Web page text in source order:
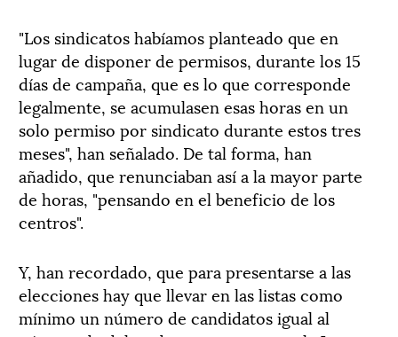
"Los sindicatos habíamos planteado que en
lugar de disponer de permisos, durante los 15
días de campaña, que es lo que corresponde
legalmente, se acumulasen esas horas en un
solo permiso por sindicato durante estos tres
meses", han señalado. De tal forma, han
añadido, que renunciaban así a la mayor parte
de horas, "pensando en el beneficio de los
centros".
Y, han recordado, que para presentarse a las
elecciones hay que llevar en las listas como
mínimo un número de candidatos igual al